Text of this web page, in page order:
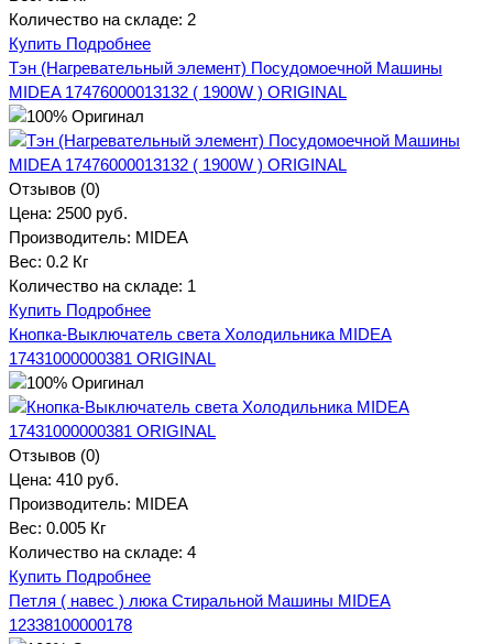
Количество на складе: 2
Купить Подробнее
Тэн (Нагревательный элемент) Посудомоечной Машины
MIDEA 17476000013132 ( 1900W ) ORIGINAL
Отзывов (0)
Цена: 2500 руб.
Производитель: MIDEA
Вес: 0.2 Кг
Количество на складе: 1
Купить Подробнее
Кнопка-Выключатель света Холодильника MIDEA
17431000000381 ORIGINAL
Отзывов (0)
Цена: 410 руб.
Производитель: MIDEA
Вес: 0.005 Кг
Количество на складе: 4
Купить Подробнее
Петля ( навес ) люка Стиральной Машины MIDEA
12338100000178